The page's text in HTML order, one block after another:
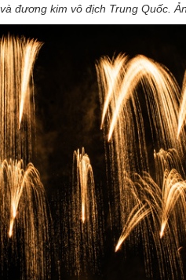
đương kim vô địch Trung Quốc.